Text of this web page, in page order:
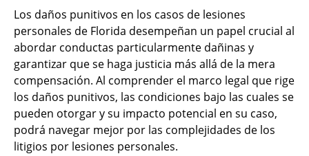
Los daños punitivos en los casos de lesiones
personales de Florida desempeñan un papel crucial al
abordar conductas particularmente dañinas y
garantizar que se haga justicia más allá de la mera
compensación. Al comprender el marco legal que rige
los daños punitivos, las condiciones bajo las cuales se
pueden otorgar y su impacto potencial en su caso,
podrá navegar mejor por las complejidades de los
litigios por lesiones personales.